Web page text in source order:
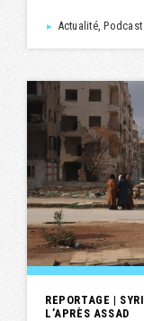
► Actualité, Podcast
REPORTAGE |
L’APRÈS ASSAD